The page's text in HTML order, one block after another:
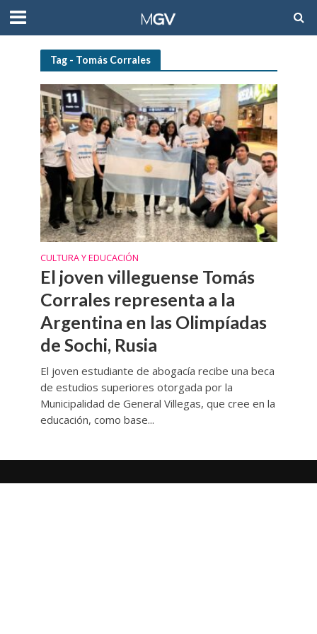
Tag - Tomás Corrales
CULTURA Y EDUCACIÓN
El joven villeguense Tomás
Corrales representa a la
Argentina en las Olimpíadas
de Sochi, Rusia
El joven estudiante de abogacía recibe una beca
de estudios superiores otorgada por la
Municipalidad de General Villegas, que cree en la
educación, como base...